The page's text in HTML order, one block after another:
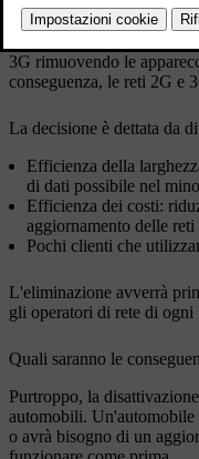
3G rimuovendo le
conseguenza, le reti 2G e
La decisione è dettata da
Efficienza della
di dati possibile nel
Efficienza dei costi:
aggiornamento delle reti
Pochi clienti che
L'eliminazione avverrà
gli operatori di rete di ogni
Quali saranno le
Purtroppo, la
automobili. Un'automobile
o avrà bisogno di un